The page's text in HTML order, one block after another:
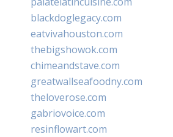
blackdoglegacy.com
eatvivahouston.com
thebigshowok.com
chimeandstave.com
greatwallseafoodny.com
theloverose.com
gabriovoice.com
resinflowart.com